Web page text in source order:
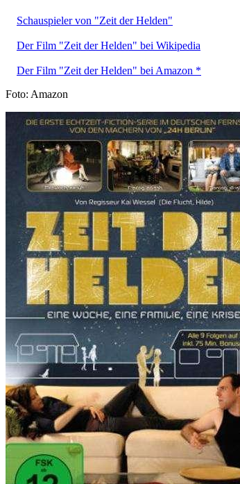
Schauspieler von "Zeit der Helden"
Der Film "Zeit der Helden" bei Wikipedia
Der Film "Zeit der Helden" bei Amazon *
Foto: Amazon